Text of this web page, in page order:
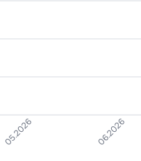
05.2026 06.2026